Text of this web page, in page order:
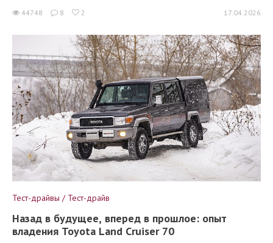
44748 8 2 17.04.2026
Тест-драйвы / Тест-драйв
Назад в будущее, вперед в прошлое: опыт
владения Toyota Land Cruiser 70